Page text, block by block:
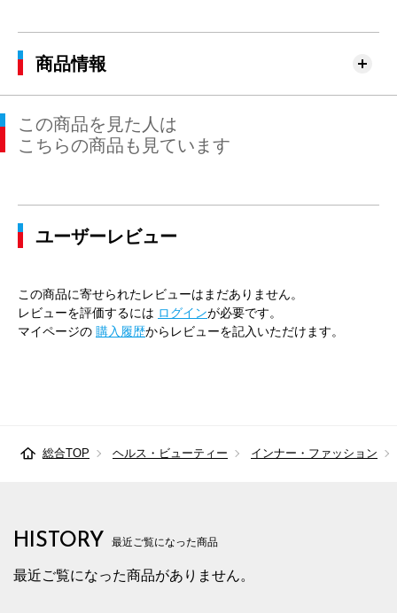
41cm×82cm 110cm
41cm×84cm 47cm 116cm 104cm 110cm
41cm×86cm 47cm
43cm×84cm 49cm 120cm 112cm 116cm
43cm×86cm 49cm
商品情報
この商品を見た人は
こちらの商品も見ています
ユーザーレビュー
この商品に寄せられたレビューはまだありません。
レビューを評価するには ログインが必要です。
マイページの 購入履歴からレビューを記入いただけます。
総合TOP ヘルス・ビューティー インナー・ファッション
HISTORY 最近ご覧になった商品
最近ご覧になった商品がありません。